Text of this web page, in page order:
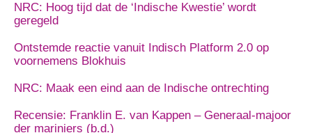
NRC: Hoog tijd dat de ‘Indische Kwestie’ wordt
geregeld
Ontstemde reactie vanuit Indisch Platform 2.0 op
voornemens Blokhuis
NRC: Maak een eind aan de Indische ontrechting
Recensie: Franklin E. van Kappen – Generaal-majoor
der mariniers (b.d.)